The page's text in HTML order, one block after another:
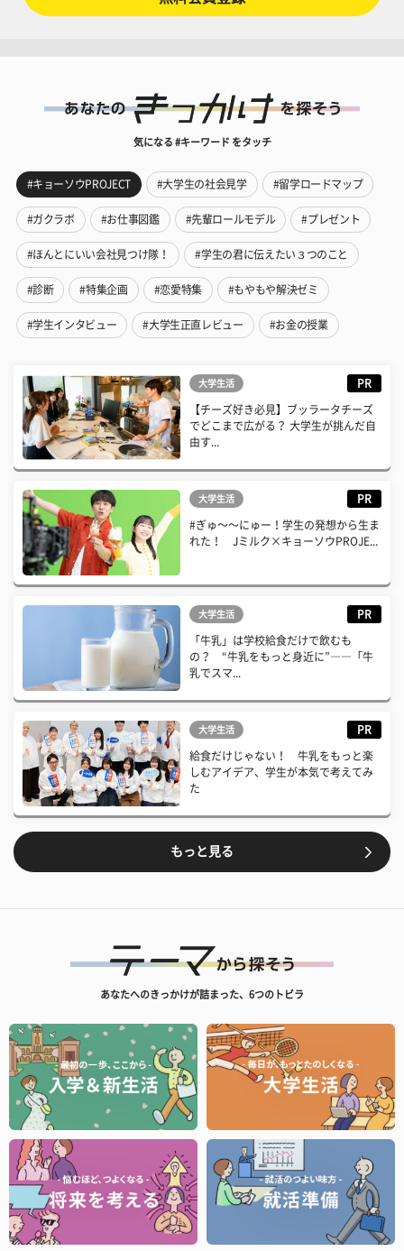
気になる #キーワード をタッチ
#キョーソウPROJECT #大学生の社会見学 #留学ロードマップ
#ガクラボ #お仕事図鑑 #先輩ロールモデル #プレゼント
#ほんとにいい会社見つけ隊！ #学生の君に伝えたい３つのこと
#診断 #特集企画 #恋愛特集 #もやもや解決ゼミ
#学生インタビュー #大学生正直レビュー #お金の授業
大学生活 PR
【チーズ好き必見】ブッラータチーズ
でどこまで広がる？ 大学生が挑んだ自
由す...
大学生活 PR
#ぎゅ〜〜にゅー！学生の発想から生ま
れた！ Jミルク×キョーソウPROJE...
大学生活 PR
「牛乳」は学校給食だけで飲むも
の？ “牛乳をもっと身近に”――「牛
乳でスマ...
大学生活 PR
給食だけじゃない！ 牛乳をもっと楽
しむアイデア、学生が本気で考えてみ
た
もっと見る
あなたへのきっかけが詰まった、6つのトビラ